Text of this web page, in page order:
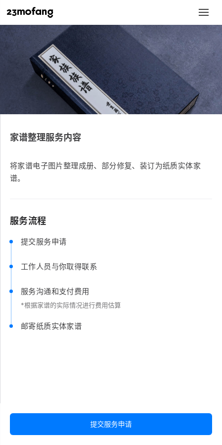
家谱整理服务内容
将家谱电子图片整理成册、部分修复、装订为纸质实体家
谱。
服务流程
提交服务申请
工作人员与你取得联系
服务沟通和支付费用
*根据家谱的实际情况进行费用估算
邮寄纸质实体家谱
提交服务申请